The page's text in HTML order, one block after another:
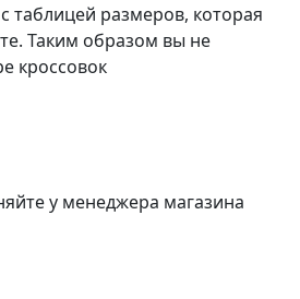
таблицей размеров, которая
Таким образом вы не
кроссовок
у менеджера магазина